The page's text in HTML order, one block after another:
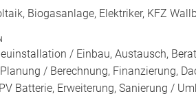
Biogasanlage, Elektriker, KFZ
/ Einbau, Austausch,
/ Berechnung, Finanzierung,
Batterie, Erweiterung, Sanierung /